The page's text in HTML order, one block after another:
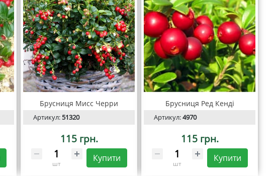
Брусниця Мисс Черри
Артикул:51320
115 грн.
шт
Купити
Брусниця Ред Кенді
Артикул:4970
115 грн.
шт
Купити